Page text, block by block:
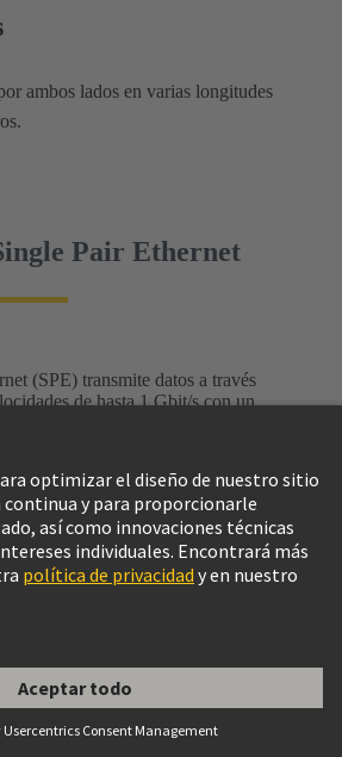
ambos lados en varias longitudes
Pair Ethernet
(SPE) transmite datos a través
de hasta 1 Gbit/s con un
uso, las normas y el ecosistema
dedicada a Single Pair
Pair Ethernet